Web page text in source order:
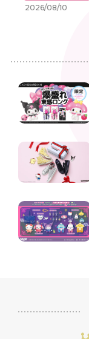
2026/08/10